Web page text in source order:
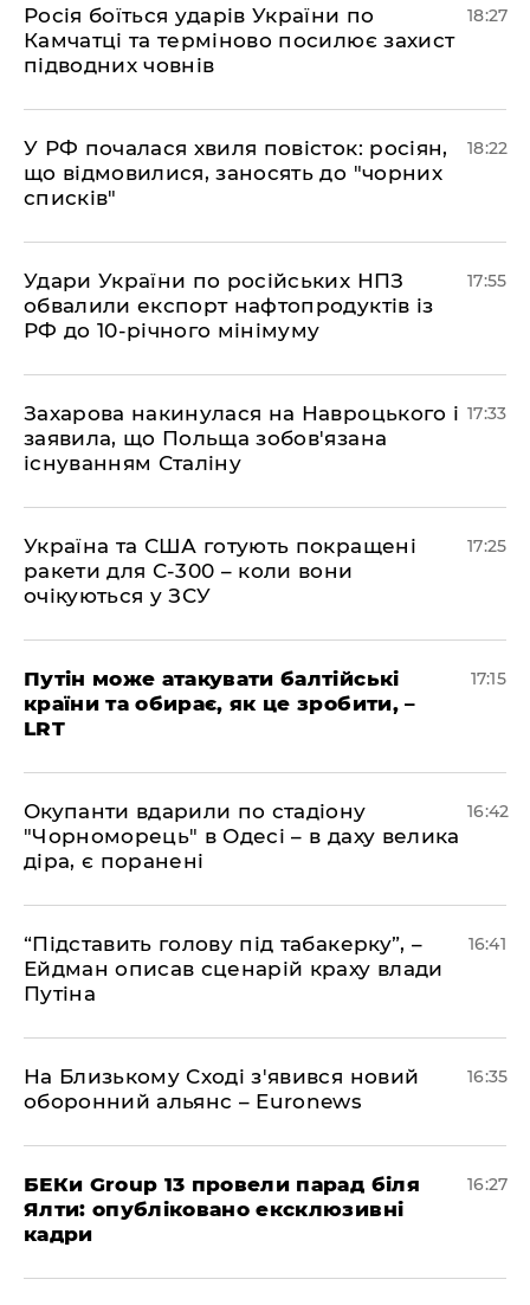
​Росія боїться ударів України по
Камчатці та терміново посилює захист
підводних човнів
18:27
​У РФ почалася хвиля повісток: росіян,
що відмовилися, заносять до "чорних
списків"
18:22
​Удари України по російських НПЗ
обвалили експорт нафтопродуктів із
РФ до 10-річного мінімуму
17:55
​Захарова накинулася на Навроцького і
заявила, що Польща зобов'язана
існуванням Сталіну
17:33
​Україна та США готують покращені
ракети для С-300 – коли вони
очікуються у ЗСУ
17:25
​Путін може атакувати балтійські
країни та обирає, як це зробити, –
LRT
17:15
​Окупанти вдарили по стадіону
"Чорноморець" в Одесі – в даху велика
діра, є поранені
16:42
​“Підставить голову під табакерку”, –
Ейдман описав сценарій краху влади
Путіна
16:41
На Близькому Сході з'явився новий
оборонний альянс – Euronews
16:35
БЕКи Group 13 провели парад біля
Ялти: опубліковано ексклюзивні
кадри
16:27